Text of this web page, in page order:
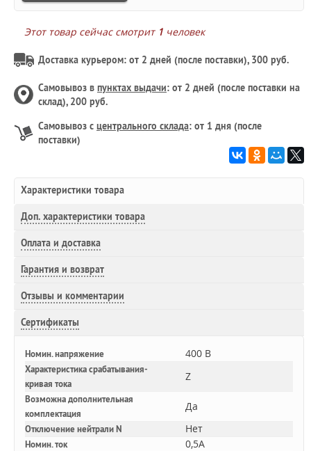
Этот товар сейчас смотрит 1 человек
Доставка курьером: от 2 дней (после поставки), 300 руб.
Самовывоз в пунктах выдачи: от 2 дней (после поставки на
склад), 200 руб.
Самовывоз с центрального склада: от 1 дня (после
поставки)
Характеристики товара
Доп. характеристики товара
Оплата и доставка
Гарантия и возврат
Отзывы и комментарии
Сертификаты
Номин. напряжение 400 В
Характеристика срабатывания-
кривая тока
Z
Возможна дополнительная
комплектация
Да
Отключение нейтрали N Нет
Номин. ток 0,5A